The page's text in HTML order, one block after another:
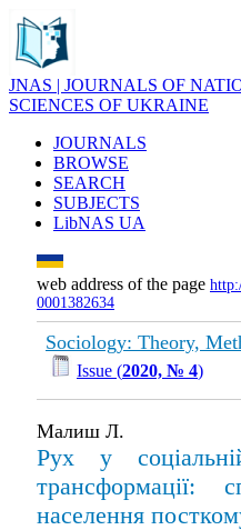
JNAS | JOURNALS OF
SCIENCES OF UKRAINE
JOURNALS
BROWSE
SEARCH
SUBJECTS
LibNAS UA
web address of the page
0001382634
Sociology: Theory,
Issue (2020, № 4)
Малиш Л.
Рух у
трансформації:
населення